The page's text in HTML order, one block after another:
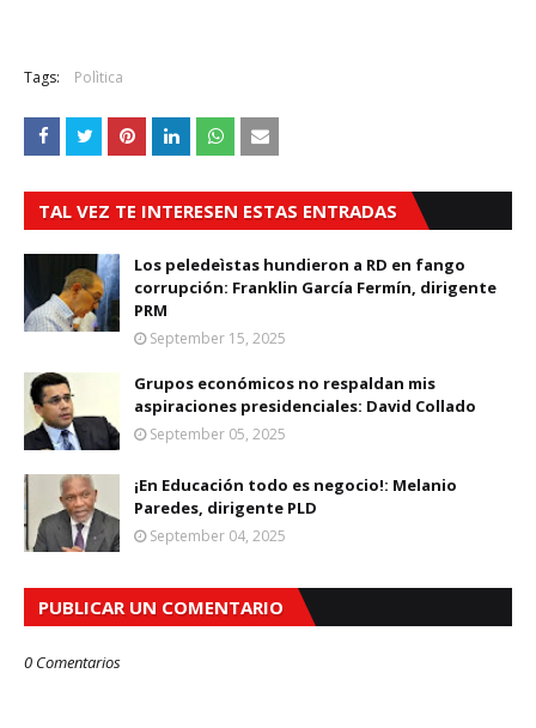
Tags: Polìtica
TAL VEZ TE INTERESEN ESTAS ENTRADAS
Los peledeìstas hundieron a RD en fango
corrupción: Franklin García Fermín, dirigente
PRM
September 15, 2025
Grupos económicos no respaldan mis
aspiraciones presidenciales: David Collado
September 05, 2025
¡En Educación todo es negocio!: Melanio
Paredes, dirigente PLD
September 04, 2025
PUBLICAR UN COMENTARIO
0 Comentarios